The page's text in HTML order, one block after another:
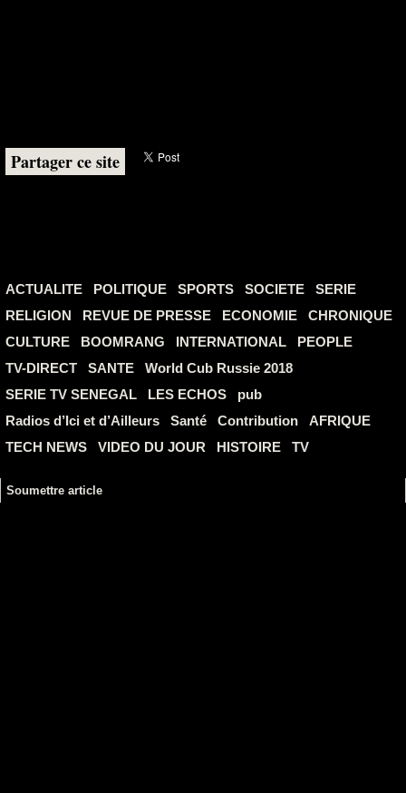
Partager ce site
ACTUALITE POLITIQUE SPORTS SOCIETE
SERIE
RELIGION
REVUE DE PRESSE ECONOMIE
CHRONIQUE
CULTURE
BOOMRANG INTERNATIONAL
PEOPLE
TV-DIRECT
SANTE
World Cub Russie 2018
SERIE TV SENEGAL
LES ECHOS
pub
Radios d’Ici et d’Ailleurs
Santé Contribution
AFRIQUE
TECH NEWS
VIDEO DU JOUR HISTOIRE TV
Soumettre article